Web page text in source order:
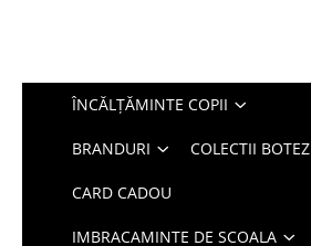
ÎNCĂLȚĂMINTE COPII
BRANDURI COLECTII BOTEZ
CARD CADOU
IMBRACAMINTE DE SCOALA